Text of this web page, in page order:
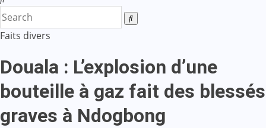
Faits divers
Douala : L’explosion d’une
bouteille à gaz fait des blessés
graves à Ndogbong